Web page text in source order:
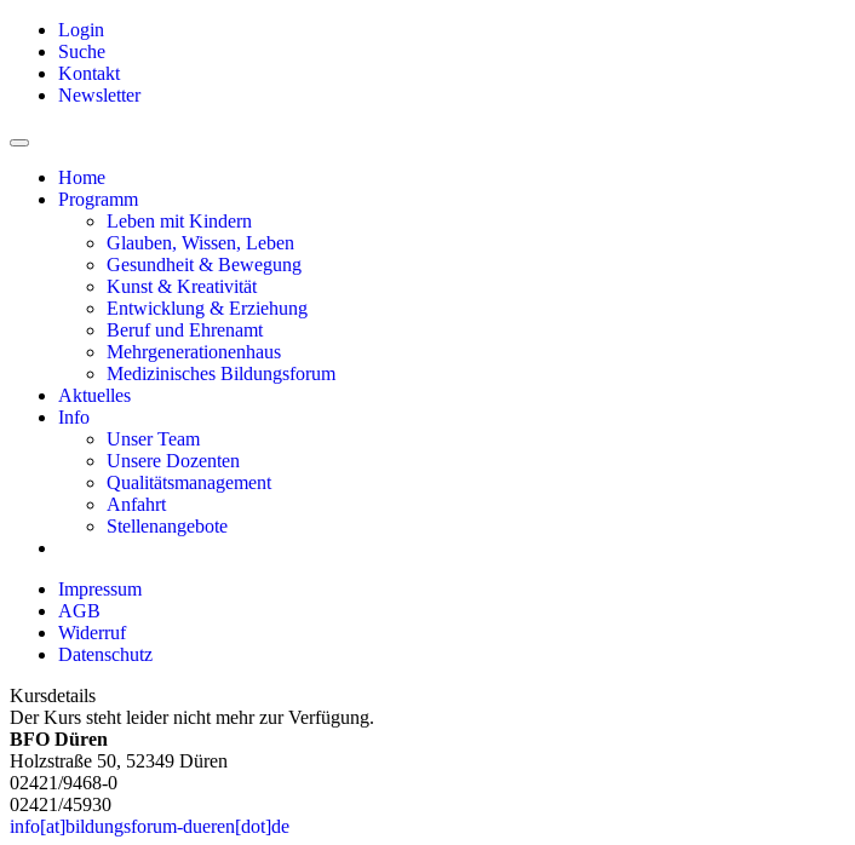
Login
Suche
Kontakt
Newsletter
Home
Programm
Leben mit Kindern
Glauben, Wissen, Leben
Gesundheit & Bewegung
Kunst & Kreativität
Entwicklung & Erziehung
Beruf und Ehrenamt
Mehrgenerationenhaus
Medizinisches Bildungsforum
Aktuelles
Info
Unser Team
Unsere Dozenten
Qualitätsmanagement
Anfahrt
Stellenangebote
Impressum
AGB
Widerruf
Datenschutz
Kursdetails
Der Kurs steht leider nicht mehr zur Verfügung.
BFO Düren
Holzstraße 50, 52349 Düren
02421/9468-0
02421/45930
info[at]bildungsforum-dueren[dot]de